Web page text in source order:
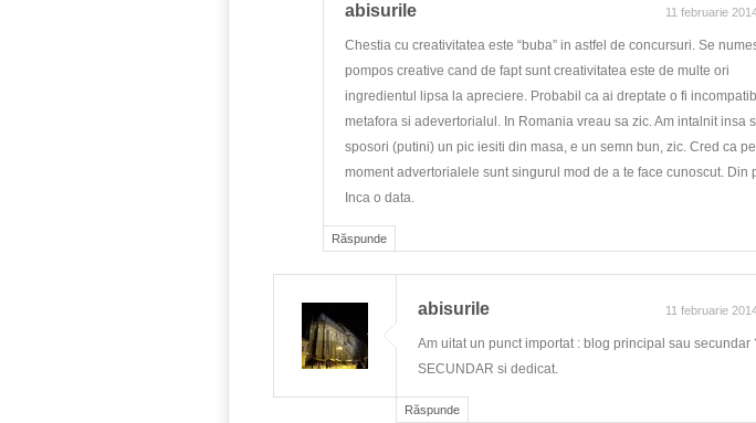
Răspunde
abisurile 11 februarie
Chestia cu creativitatea este “buba” in astfel de concursuri. Se
pompos creative cand de fapt sunt creativitatea este de multe ori
ingredientul lipsa la apreciere. Probabil ca ai dreptate o fi
metafora si adevertorialul. In Romania vreau sa zic. Am intalnit insa
sposori (putini) un pic iesiti din masa, e un semn bun, zic. Cred ca
moment advertorialele sunt singurul mod de a te face cunoscut. Din
Inca o data.
Răspunde
abisurile 11 februarie
Am uitat un punct importat : blog principal sau secundar
SECUNDAR si dedicat.